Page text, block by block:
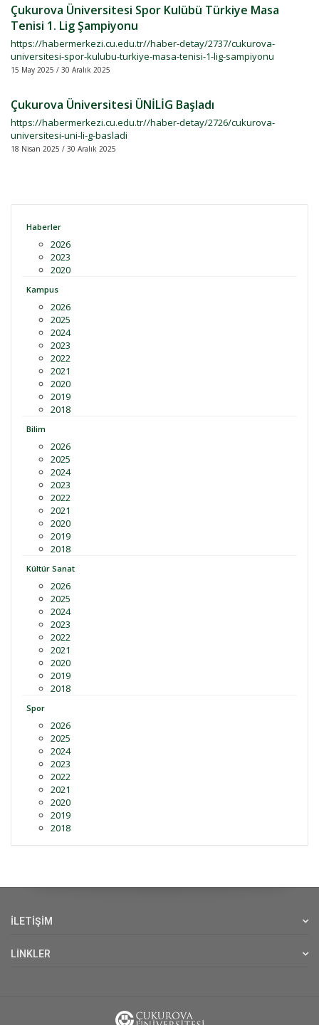
Çukurova Üniversitesi Spor Kulübü Türkiye Masa
Tenisi 1. Lig Şampiyonu
https://habermerkezi.cu.edu.tr//haber-detay/2737/cukurova-
universitesi-spor-kulubu-turkiye-masa-tenisi-1-lig-sampiyonu
15 May 2025 / 30 Aralık 2025
Çukurova Üniversitesi ÜNİLİG Başladı
https://habermerkezi.cu.edu.tr//haber-detay/2726/cukurova-
universitesi-uni-li-g-basladi
18 Nisan 2025 / 30 Aralık 2025
Haberler
2026
2023
2020
Kampus
2026
2025
2024
2023
2022
2021
2020
2019
2018
Bilim
2026
2025
2024
2023
2022
2021
2020
2019
2018
Kültür Sanat
2026
2025
2024
2023
2022
2021
2020
2019
2018
Spor
2026
2025
2024
2023
2022
2021
2020
2019
2018
İLETİŞİM
LİNKLER